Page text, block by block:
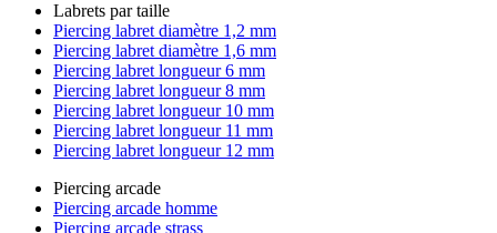
Labrets par taille
Piercing labret diamètre 1,2 mm
Piercing labret diamètre 1,6 mm
Piercing labret longueur 6 mm
Piercing labret longueur 8 mm
Piercing labret longueur 10 mm
Piercing labret longueur 11 mm
Piercing labret longueur 12 mm
Piercing arcade
Piercing arcade homme
Piercing arcade strass